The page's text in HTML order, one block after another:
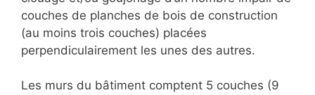
couches de planches de bois de construction
(au moins trois couches) placées
perpendiculairement les unes des autres.
Les murs du bâtiment comptent 5 couches (9